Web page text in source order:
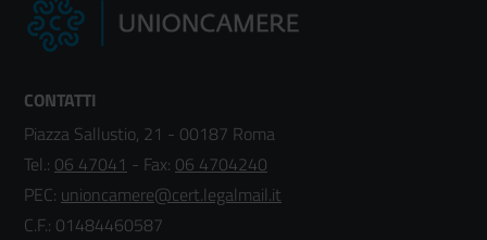
CONTATTI
Piazza Sallustio, 21 - 00187 Roma
Tel.: 06 47041 - Fax: 06 4704240
PEC: unioncamere@cert.legalmail.it
C.F.: 01484460587